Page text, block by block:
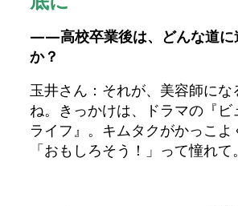
——高校卒業後は、どんな道に
か？
玉井さん：それが、美容師にな
ね。きっかけは、ドラマの『ビ
ライフ』。キムタクがかっこよ
「おもしろそう！」って憧れて。